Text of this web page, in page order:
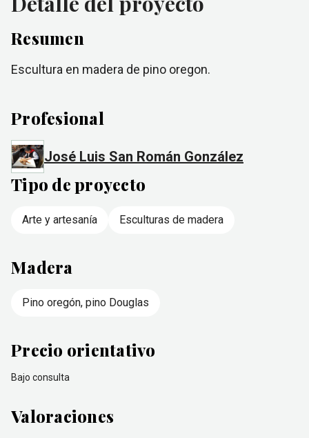
Resumen
Escultura en madera de pino oregon.
Profesional
José Luis San Román González
Tipo de proyecto
Arte y artesanía Esculturas de madera
Madera
Pino oregón, pino Douglas
Precio orientativo
Bajo consulta
Valoraciones